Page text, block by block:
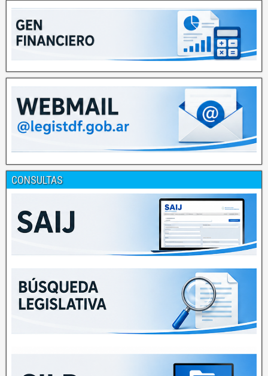
CONSULTAS